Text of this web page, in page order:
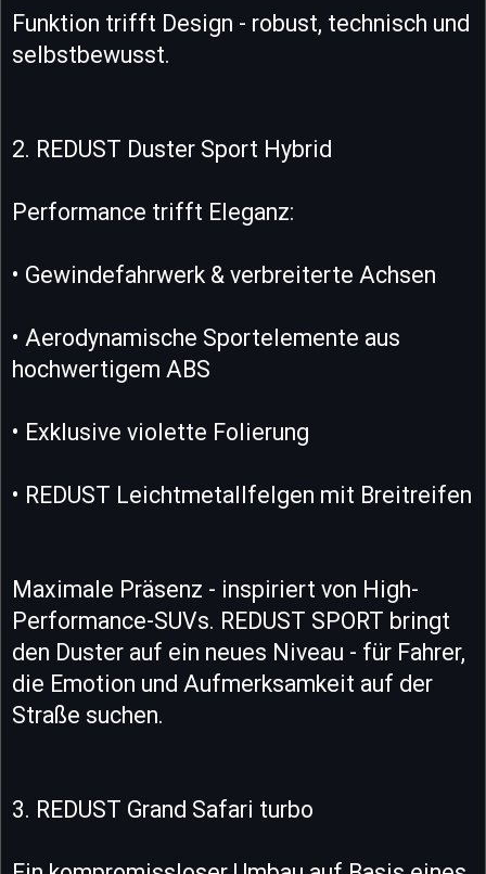
Funktion trifft Design - robust, technisch und
selbstbewusst.
2. REDUST Duster Sport Hybrid
Performance trifft Eleganz:
• Gewindefahrwerk & verbreiterte Achsen
• Aerodynamische Sportelemente aus
hochwertigem ABS
• Exklusive violette Folierung
• REDUST Leichtmetallfelgen mit Breitreifen
Maximale Präsenz - inspiriert von High-
Performance-SUVs. REDUST SPORT bringt
den Duster auf ein neues Niveau - für Fahrer,
die Emotion und Aufmerksamkeit auf der
Straße suchen.
3. REDUST Grand Safari turbo